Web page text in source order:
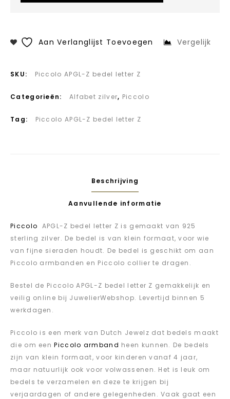
Aan Verlanglijst Toevoegen Vergelijk
SKU: Piccolo APGL-Z bedel letter Z
Categorieën: Alfabet zilver, Piccolo
Tag: Piccolo APGL-Z bedel letter Z
Beschrijving
Aanvullende informatie
Piccolo APGL-Z bedel letter Z is gemaakt van 925
sterling zilver. De bedel is van klein formaat, voor wie
van fijne sieraden houdt. De bedel is geschikt om aan
Piccolo armbanden en Piccolo collier te dragen.
Bestel de Piccolo APGL-Z bedel letter Z gemakkelijk en
veilig online bij JuwelierWebshop. Levertijd binnen 5
werkdagen.
Piccolo is een merk van Dutch Jewelz dat bedels maakt
die om eenPiccolo armband heen kunnen. De bedels
zijn van klein formaat, voor kinderen vanaf 4 jaar,
maar natuurlijk ook voor volwassenen. Het is leuk om
bedels te verzamelen en deze te krijgen bij
verjaardagen of andere gelegenheden. Vaak gaat een